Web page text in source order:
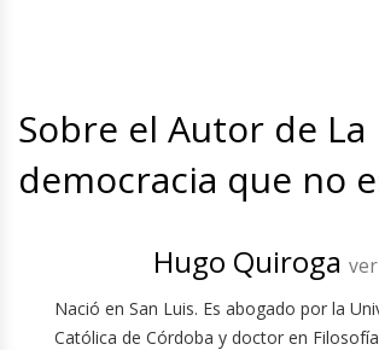
Sobre el Autor de La
democracia que no
Hugo Quiroga
Nació en San Luis. Es abogado por la
Católica de Córdoba y doctor en